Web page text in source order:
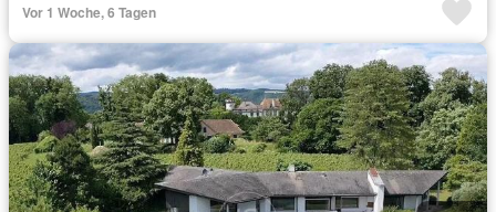
Vor 1 Woche, 6 Tagen